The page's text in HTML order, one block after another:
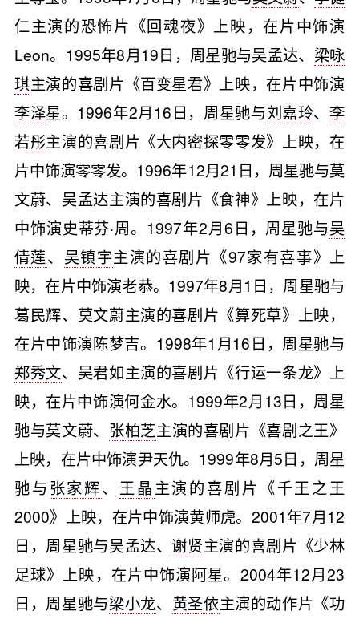
仁主演的恐怖片《回魂夜》上映，在片中饰演
Leon。1995年8月19日，周星驰与吴孟达、 梁咏
琪主演的喜剧片《百变星君》上映，在片中饰演
李泽星。1996年2月16日，周星驰与刘嘉玲、 李
若彤主演的喜剧片《大内密探零零发》上映，在
片中饰演零零发。1996年12月21日，周星驰与莫
文蔚、吴孟达主演的喜剧片《食神》上映，在片
中饰演史蒂芬·周。1997年2月6日，周星驰与吴
倩莲、 吴镇宇主演的喜剧片《97家有喜事》上
映，在片中饰演老恭。1997年8月1日，周星驰与
葛民辉、莫文蔚主演的喜剧片《算死草》上映，
在片中饰演陈梦吉。1998年1月16日，周星驰与
郑秀文、吴君如主演的喜剧片《行运一条龙》上
映，在片中饰演何金水。1999年2月13日，周星
驰与莫文蔚、 张柏芝主演的喜剧片《喜剧之王》
上映，在片中饰演尹天仇。1999年8月5日，周星
驰与张家辉、 王晶 主演的喜剧片《千王之王
2000》上映，在片中饰演黄师虎。2001年7月12
日，周星驰与吴孟达、谢贤主演的喜剧片《少林
足球》上映，在片中饰演阿星。2004年12月23
日，周星驰与梁小龙、 黄圣依主演的动作片《功